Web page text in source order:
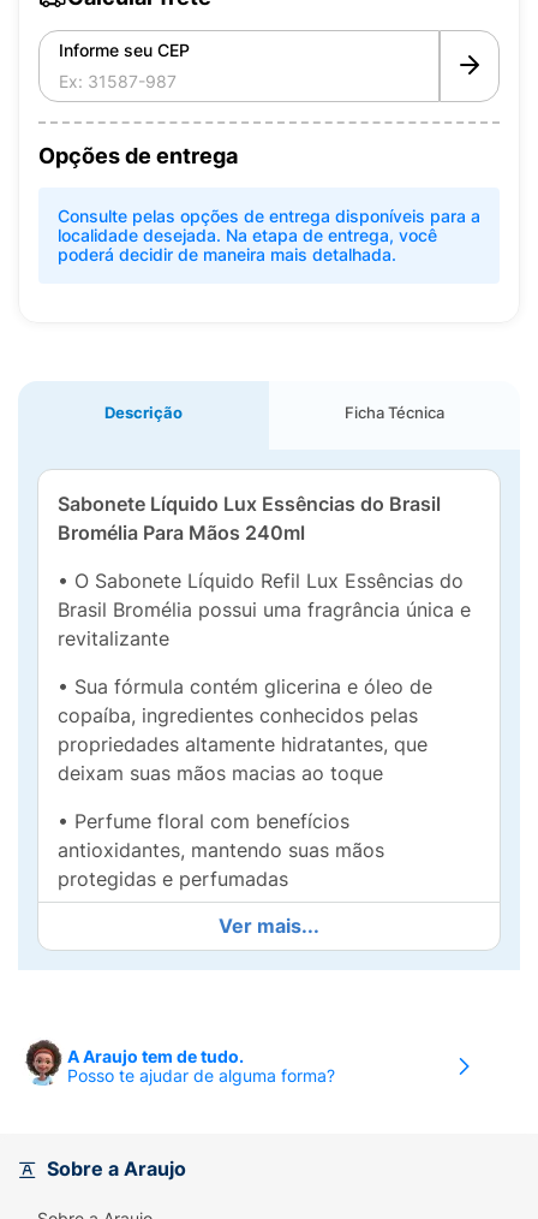
Informe seu CEP
Opções de entrega
Consulte pelas opções de entrega disponíveis para a
localidade desejada. Na etapa de entrega, você
poderá decidir de maneira mais detalhada.
Descrição Ficha Técnica
Sabonete Líquido Lux Essências do Brasil
Bromélia Para Mãos 240ml
• O Sabonete Líquido Refil Lux Essências do
Brasil Bromélia possui uma fragrância única e
revitalizante
• Sua fórmula contém glicerina e óleo de
copaíba, ingredientes conhecidos pelas
propriedades altamente hidratantes, que
deixam suas mãos macias ao toque
• Perfume floral com benefícios
antioxidantes, mantendo suas mãos
protegidas e perfumadas
• Experimente o sabonete líquido Lux
Bromélia com poder revitalizador e desfrute
contribuindo para um planeta mais
sustentável
mente e alma. Evolua sua rotina de cuidado
Ver mais...
A Araujo tem de tudo.
Posso te ajudar de alguma forma?
Sobre a Araujo